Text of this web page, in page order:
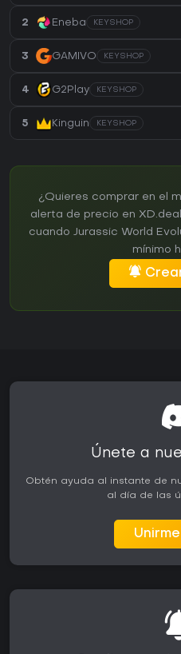
2 Eneba KEYSHOP
3 GAMIVO KEYSHOP
4 G2Play KEYSHOP
5 Kinguin KEYSHOP
¿Quieres comprar en el
alerta de precio en
cuando Jurassic World
mínimo
Únete a
Obtén ayuda al instante de
al día de las